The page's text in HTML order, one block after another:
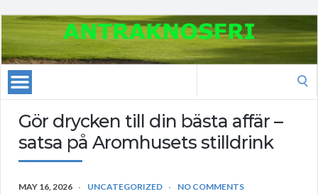
Gör drycken till din bästa affär –
satsa på Aromhusets stilldrink
MAY 16, 2026 UNCATEGORIZED NO COMMENTS